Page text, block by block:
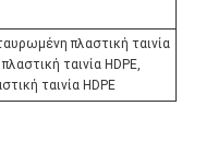
πλαστική ταινία
ταινία HDPE,
ταινία HDPE